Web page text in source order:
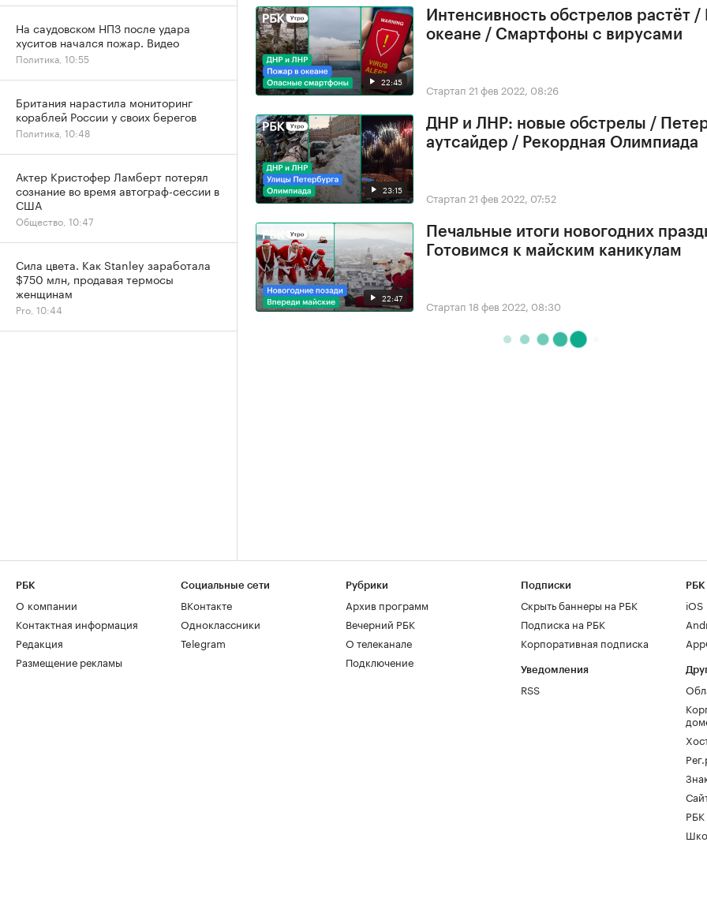
22:45
Интенсивность обстрелов растёт
океане / Смартфоны с вирусами
Стартап 21 фев 2022, 08:26
23:15
ДНР и ЛНР: новые обстрелы /
аутсайдер / Рекордная Олимпиада
Стартап 21 фев 2022, 07:52
22:47
Печальные итоги новогодних
Готовимся к майским каникулам
Стартап 18 фев 2022, 08:30
На саудовском НПЗ после удара
хуситов начался пожар. Видео
Политика, 10:55
Британия нарастила мониторинг
кораблей России у своих берегов
Политика, 10:48
Актер Кристофер Ламберт потерял
сознание во время автограф-сессии в
США
Общество, 10:47
Сила цвета. Как Stanley заработала
$750 млн, продавая термосы
женщинам
Pro, 10:44
РБК
О компании
Контактная информация
Редакция
Размещение рекламы
Социальные сети
ВКонтакте
Одноклассники
Telegram
Рубрики
Архив программ
Вечерний РБК
О телеканале
Подключение
Подписки
Скрыть баннеры на РБК
Подписка на РБК
Корпоративная подписка
Уведомления
RSS
РБК
iOS